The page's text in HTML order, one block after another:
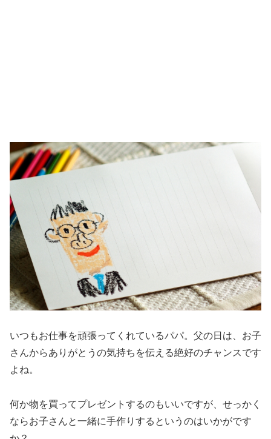
いつもお仕事を頑張ってくれているパパ。父の日は、お子
さんからありがとうの気持ちを伝える絶好のチャンスです
よね。
何か物を買ってプレゼントするのもいいですが、せっかく
ならお子さんと一緒に手作りするというのはいかがです